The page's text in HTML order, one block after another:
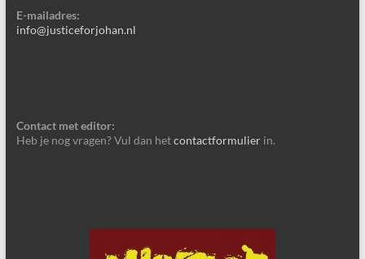
E-mailadres:
info@justiceforjohan.nl
Contact met editor:
Heb je nog vragen? Vul dan hetcontactformulierin.